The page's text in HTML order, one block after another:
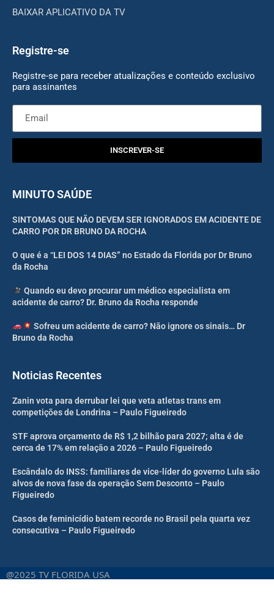
BAIXAR APLICATIVO DA TV
Registre-se
Registre-se para receber atualizações e conteúdo exclusivo
para assinantes
INSCREVER-SE
MINUTO SAÚDE
SINTOMAS QUE NÃO DEVEM SER IGNORADOS EM ACIDENTE DE
CARRO POR DR BRUNO DA ROCHA
O que é a “LEI DOS 14 DIAS” no Estado da Florida por Dr Bruno
da Rocha
Quando eu devo procurar um médico especialista em
acidente de carro? Dr. Bruno da Rocha responde
Sofreu um acidente de carro? Não ignore os sinais… Dr
Bruno da Rocha
Noticias Recentes
Zanin vota para derrubar lei que veta atletas trans em
competições de Londrina – Paulo Figueiredo
STF aprova orçamento de R$ 1,2 bilhão para 2027; alta é de
cerca de 17% em relação a 2026 – Paulo Figueiredo
Escândalo do INSS: familiares de vice-líder do governo Lula são
alvos de nova fase da operação Sem Desconto – Paulo
Figueiredo
Casos de feminicídio batem recorde no Brasil pela quarta vez
consecutiva – Paulo Figueiredo
@2025 TV FLORIDA USA